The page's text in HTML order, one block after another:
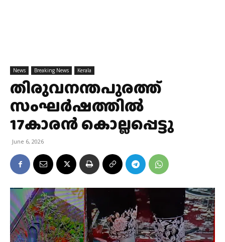
News Breaking News Kerala
തിരുവനന്തപുരത്ത്
സംഘർഷത്തിൽ
17കാരൻ കൊല്ലപ്പെട്ടു
June 6, 2026